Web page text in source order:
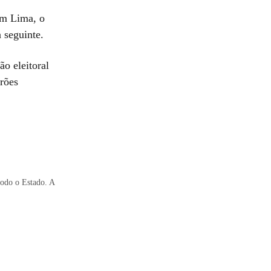
Lima, o
seguinte.
eleitoral
o Estado. A